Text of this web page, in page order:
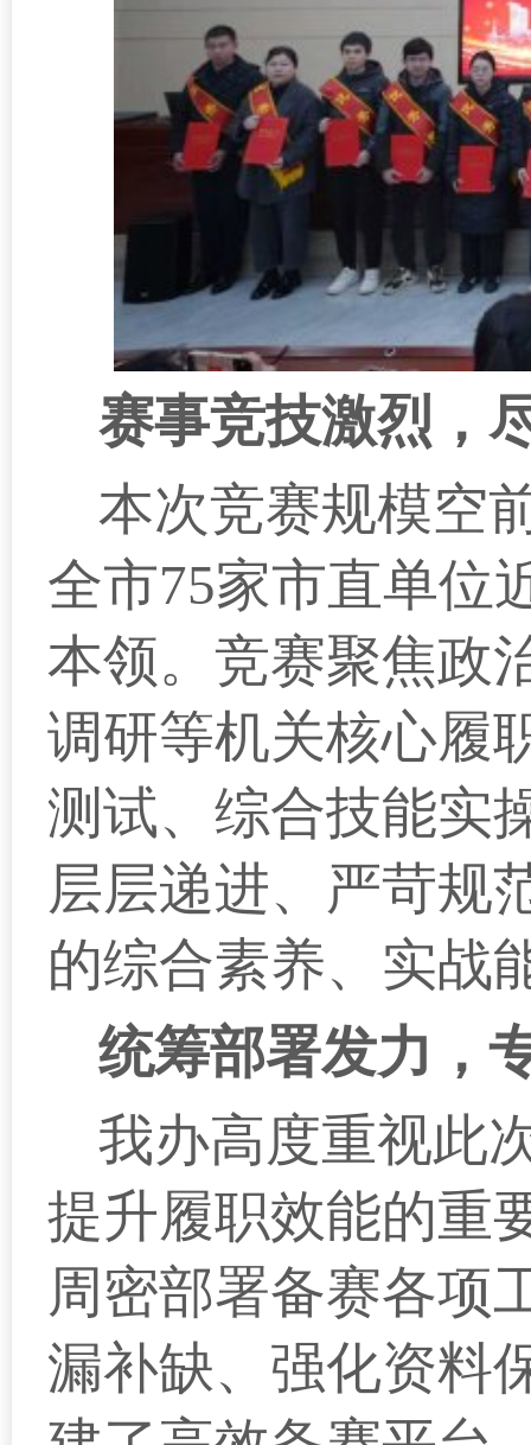
赛事竞技激烈，
本次竞赛规模空
全市75家市直单位
本领。竞赛聚焦政
调研等机关核心履
测试、综合技能实
层层递进、严苛规
的综合素养、实战
统筹部署发力，
我办高度重视此
提升履职效能的重
周密部署备赛各项
漏补缺、强化资料